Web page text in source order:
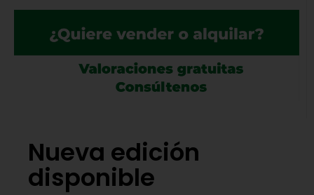
Nueva edición
disponible